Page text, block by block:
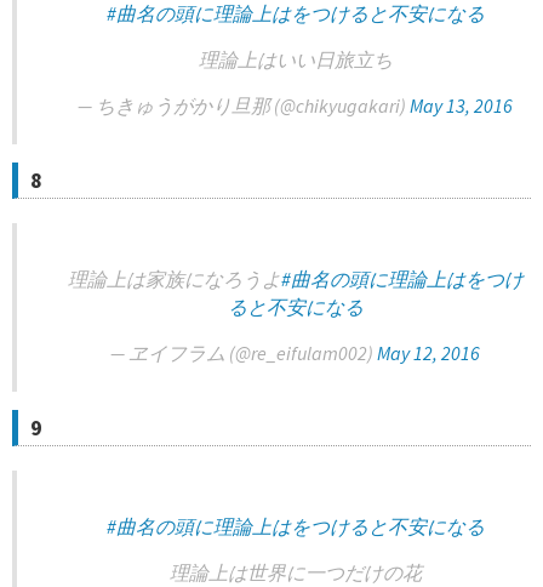
#曲名の頭に理論上はをつけると不安になる
理論上はいい日旅立ち
— ちきゅうがかり旦那 (@chikyugakari) May 13, 2016
8
理論上は家族になろうよ#曲名の頭に理論上はをつけ
ると不安になる
— ヱイフラム (@re_eifulam002) May 12, 2016
9
#曲名の頭に理論上はをつけると不安になる
理論上は世界に一つだけの花